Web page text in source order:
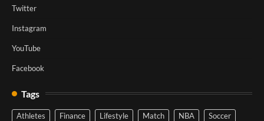
Twitter
Instagram
YouTube
Facebook
Tags
Athletes Finance Lifestyle Match NBA Soccer